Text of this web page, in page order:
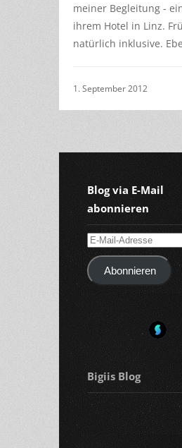
meiner Begleitung -
ihrem Hotel in Linz.
natürlich inklusive.
1. September 2012
Blog via E-Mail
abonnieren
E-
Mail-
AdresseAbonnieren
Bigiis Blog